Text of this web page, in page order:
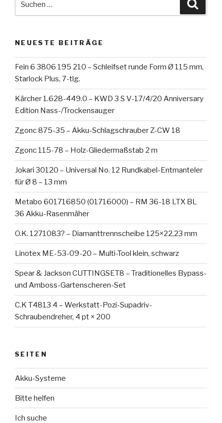
nach:
NEUESTE BEITRÄGE
Fein 6 3806 195 210 – Schleifset runde Form Ø 115 mm,
Starlock Plus, 7-tlg.
Kärcher 1.628-449.0 – KWD 3 S V-17/4/20 Anniversary
Edition Nass-/Trockensauger
Zgonc 875-35 – Akku-Schlagschrauber Z-CW 18
Zgonc 115-78 – Holz-Gliedermaßstab 2 m
Jokari 30120 – Universal No. 12 Rundkabel-Entmanteler
für Ø 8 – 13 mm
Metabo 601716850 (01716000) – RM 36-18 LTX BL
36 Akku-Rasenmäher
O.K. 1271083? – Diamanttrennscheibe 125×22,23 mm
Linotex ME-53-09-20 – Multi-Tool klein, schwarz
Spear & Jackson CUTTINGSET8 – Traditionelles Bypass-
und Amboss-Gartenscheren-Set
C.K T4813 4 – Werkstatt-Pozi-Supadriv-
Schraubendreher, 4 pt × 200
SEITEN
Akku-Systeme
Bitte helfen
Ich suche